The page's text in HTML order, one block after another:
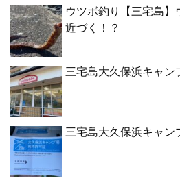
ウツボ釣り【三宅島】
近づく！？
三宅島大久保浜キャン
三宅島大久保浜キャン